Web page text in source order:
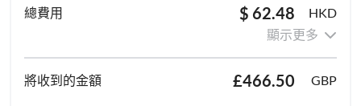
$ 62.48
HKD
顯示更多
£466.50 GBP